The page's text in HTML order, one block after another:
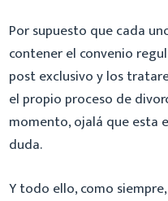
Por supuesto que cada
contener el convenio
post exclusivo y los
el propio proceso de
momento, ojalá que esta
duda.
Y todo ello, como siempre,